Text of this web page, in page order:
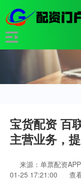
宝货配资 百
主营业务，
来源：单票配资
01-25 17:21:00
查